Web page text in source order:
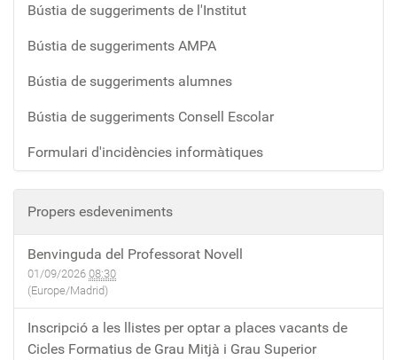
Bústia de suggeriments de l'Institut
Bústia de suggeriments AMPA
Bústia de suggeriments alumnes
Bústia de suggeriments Consell Escolar
Formulari d'incidències informàtiques
Propers esdeveniments
Benvinguda del Professorat Novell
01/09/2026 08:30
(Europe/Madrid)
Inscripció a les llistes per optar a places vacants de
Cicles Formatius de Grau Mitjà i Grau Superior